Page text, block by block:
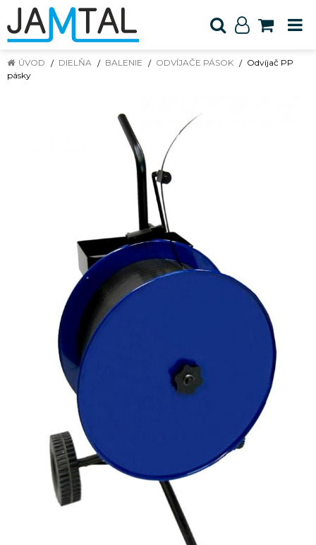
ÚVOD DIELŇA BALENIE ODVÍJAČE PÁSOK
Odvíjač PP
pásky